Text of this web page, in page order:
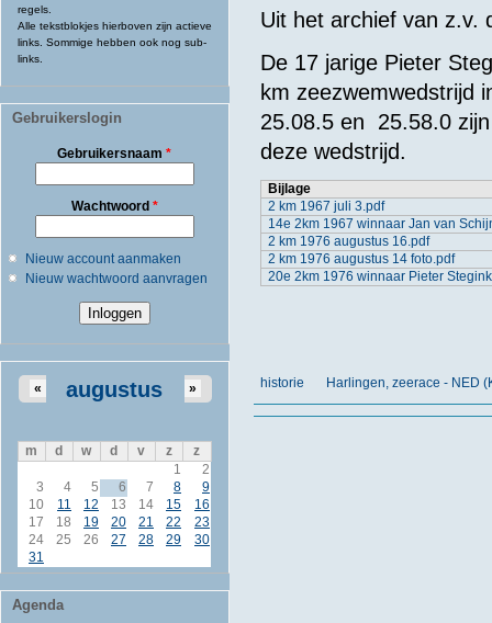
regels.
Alle tekstblokjes hierboven zijn actieve
links. Sommige hebben ook nog sub-
links.
Gebruikerslogin
Gebruikersnaam*
Wachtwoord *
Nieuw account aanmaken
Nieuw wachtwoord aanvragen
augustus
« »
m d w d v z
z
1
2
3
4 5 6 7 8
9
10
11 12 13 14 15
16
17
18 19 20 21 22
23
24
25 26 27 28 29
30
31
Agenda
Uit het archief van z.v.
De 17 jarige Pieter
km zeezwemwedstrijd
25.08.5 en 25.58.0
deze wedstrijd.
Bijlage
2 km 1967 juli 3.pdf
14e 2km 1967 winnaar Jan van
2 km 1976 augustus 16.pdf
2 km 1976 augustus 14 foto.pdf
20e 2km 1976 winnaar Pieter
historie Harlingen, zeerace - NED